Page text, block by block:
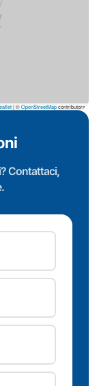
|©OpenStreetMapcontributors
Contattaci,